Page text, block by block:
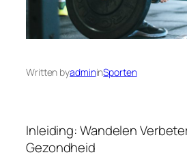
Written byadmininSporten
Inleiding: Wandelen
Gezondheid